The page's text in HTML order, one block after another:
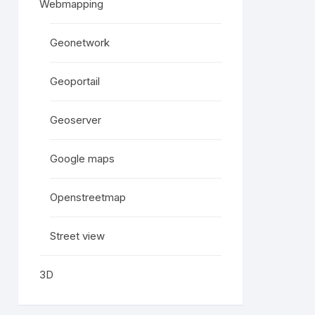
Webmapping
Geonetwork
Geoportail
Geoserver
Google maps
Openstreetmap
Street view
3D